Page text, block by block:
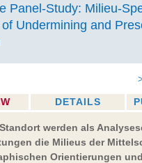
Panel-Study: Milieu-
Undermining and
DETAILS
werden als
die Milieus der
Orientierungen